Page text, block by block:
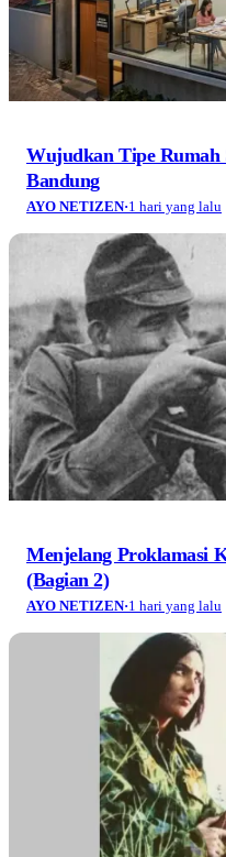
Wujudkan Tipe
Bandung
AYO NETIZEN·1 hari yang lalu
Menjelang Proklamasi
(Bagian 2)
AYO NETIZEN·1 hari yang lalu